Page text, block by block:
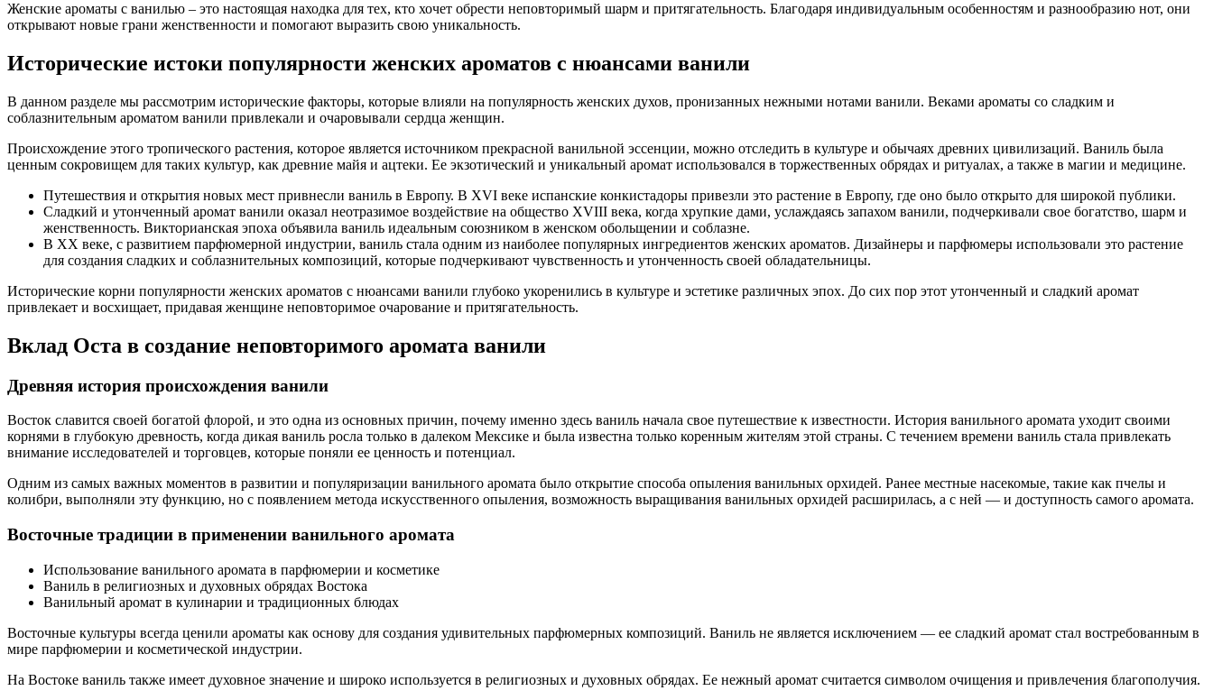
Женские ароматы с ванилью – это настоящая находка для тех, кто хочет обрести неповторимый шарм и притягательность. Благодаря индивидуальным особенностям и разнообразию нот, они
открывают новые грани женственности и помогают выразить свою уникальность.
Исторические истоки популярности женских ароматов с нюансами ванили
В данном разделе мы рассмотрим исторические факторы, которые влияли на популярность женских духов, пронизанных нежными нотами ванили. Веками ароматы со сладким и
соблазнительным ароматом ванили привлекали и очаровывали сердца женщин.
Происхождение этого тропического растения, которое является источником прекрасной ванильной эссенции, можно отследить в культуре и обычаях древних цивилизаций. Ваниль была
ценным сокровищем для таких культур, как древние майя и ацтеки. Ее экзотический и уникальный аромат использовался в торжественных обрядах и ритуалах, а также в магии и медицине.
Путешествия и открытия новых мест привнесли ваниль в Европу. В XVI веке испанские конкистадоры привезли это растение в Европу, где оно было открыто для широкой публики.
Сладкий и утонченный аромат ванили оказал неотразимое воздействие на общество XVIII века, когда хрупкие дами, услаждаясь запахом ванили, подчеркивали свое богатство, шарм и
женственность. Викторианская эпоха объявила ваниль идеальным союзником в женском обольщении и соблазне.
В XX веке, с развитием парфюмерной индустрии, ваниль стала одним из наиболее популярных ингредиентов женских ароматов. Дизайнеры и парфюмеры использовали это растение
для создания сладких и соблазнительных композиций, которые подчеркивают чувственность и утонченность своей обладательницы.
Исторические корни популярности женских ароматов с нюансами ванили глубоко укоренились в культуре и эстетике различных эпох. До сих пор этот утонченный и сладкий аромат
привлекает и восхищает, придавая женщине неповторимое очарование и притягательность.
Вклад Оста в создание неповторимого аромата ванили
Древняя история происхождения ванили
Восток славится своей богатой флорой, и это одна из основных причин, почему именно здесь ваниль начала свое путешествие к известности. История ванильного аромата уходит своими
корнями в глубокую древность, когда дикая ваниль росла только в далеком Мексике и была известна только коренным жителям этой страны. С течением времени ваниль стала привлекать
внимание исследователей и торговцев, которые поняли ее ценность и потенциал.
Одним из самых важных моментов в развитии и популяризации ванильного аромата было открытие способа опыления ванильных орхидей. Ранее местные насекомые, такие как пчелы и
колибри, выполняли эту функцию, но с появлением метода искусственного опыления, возможность выращивания ванильных орхидей расширилась, а с ней — и доступность самого аромата.
Восточные традиции в применении ванильного аромата
Использование ванильного аромата в парфюмерии и косметике
Ваниль в религиозных и духовных обрядах Востока
Ванильный аромат в кулинарии и традиционных блюдах
Восточные культуры всегда ценили ароматы как основу для создания удивительных парфюмерных композиций. Ваниль не является исключением — ее сладкий аромат стал востребованным в
мире парфюмерии и косметической индустрии.
На Востоке ваниль также имеет духовное значение и широко используется в религиозных и духовных обрядах. Ее нежный аромат считается символом очищения и привлечения благополучия.